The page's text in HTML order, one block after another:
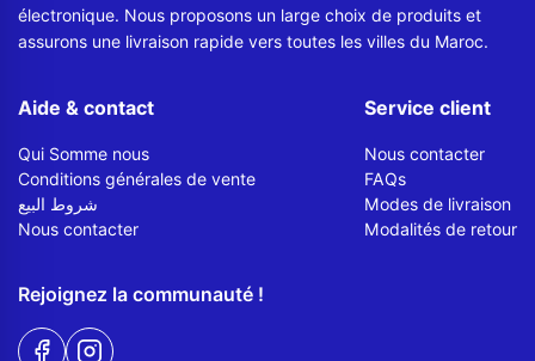
électronique. Nous proposons un large choix de produits et
assurons une livraison rapide vers toutes les villes du Maroc.
Aide & contact
Qui Somme nous
Conditions générales de vente
شروط البيع
Nous contacter
Service client
Nous contacter
FAQs
Modes de livraison
Modalités de retour
Rejoignez la communauté !